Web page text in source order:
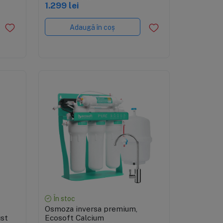
1.299 lei
Adaugă în coș
Vizualizare rapidă
În stoc
Osmoza inversa premium,
Ecosoft Calcium